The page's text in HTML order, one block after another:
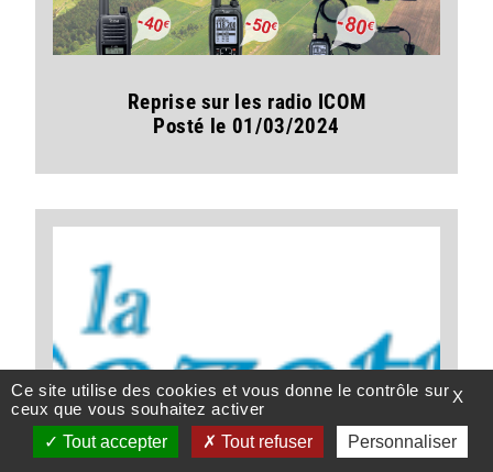
Le Showroom Documentation Contact / Devis E-Commerce
Reprise sur les radio ICOM
Posté le 01/03/2024
X
Ce site utilise des cookies et vous donne le contrôle sur
ceux que vous souhaitez activer
Tout accepter
Tout refuser Personnaliser